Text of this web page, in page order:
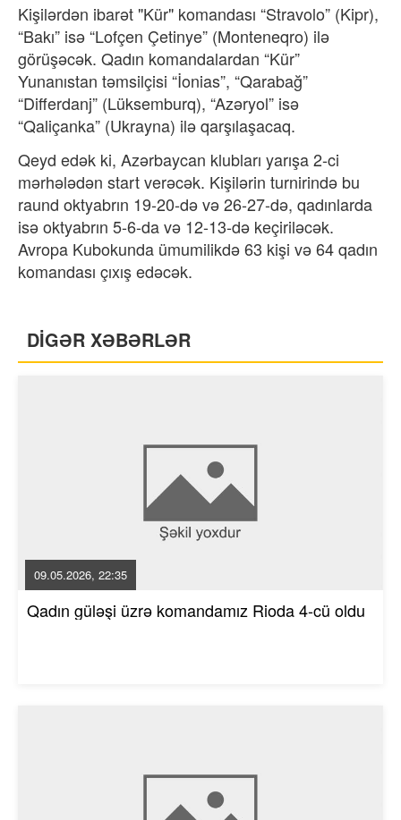
Kişilərdən ibarət "Kür" komandası “Stravolo” (Kipr),
“Bakı” isə “Lofçen Çetinye” (Monteneqro) ilə
görüşəcək. Qadın komandalardan “Kür”
Yunanıstan təmsilçisi “İonias”, “Qarabağ”
“Differdanj” (Lüksemburq), “Azəryol” isə
“Qaliçanka” (Ukrayna) ilə qarşılaşacaq.
Qeyd edək ki, Azərbaycan klubları yarışa 2-ci
mərhələdən start verəcək. Kişilərin turnirində bu
raund oktyabrın 19-20-də və 26-27-də, qadınlarda
isə oktyabrın 5-6-da və 12-13-də keçiriləcək.
Avropa Kubokunda ümumilikdə 63 kişi və 64 qadın
komandası çıxış edəcək.
DİGƏR XƏBƏRLƏR
09.05.2026, 22:35
Qadın güləşi üzrə komandamız Rioda 4-cü oldu